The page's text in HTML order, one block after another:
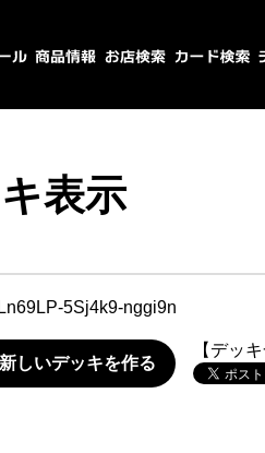
表示
Ln69LP-5Sj4k9-nggi9n
しいデッキを作る
【デッ